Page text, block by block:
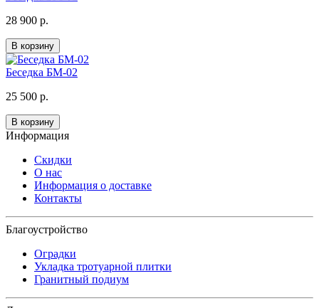
28 900 р.
В корзину
Беседка БМ-02
25 500 р.
В корзину
Информация
Скидки
О нас
Информация о доставке
Контакты
Благоустройство
Оградки
Укладка тротуарной плитки
Гранитный подиум